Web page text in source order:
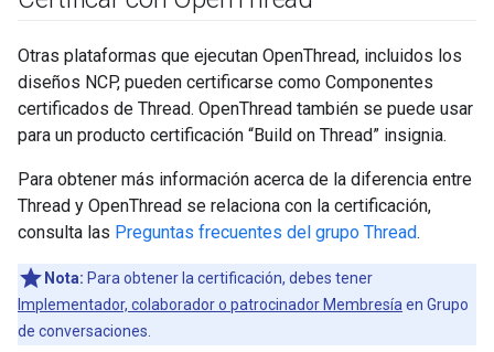
Otras plataformas que ejecutan OpenThread, incluidos los
diseños NCP, pueden certificarse como Componentes
certificados de Thread. OpenThread también se puede usar
para un producto certificación “Build on Thread” insignia.
Para obtener más información acerca de la diferencia entre
Thread y OpenThread se relaciona con la certificación,
consulta las Preguntas frecuentes del grupo Thread.
Nota: Para obtener la certificación, debes tener
Implementador, colaborador o patrocinador Membresía en Grupo
de conversaciones.